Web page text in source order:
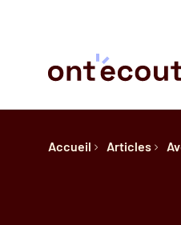
Accueil Articles